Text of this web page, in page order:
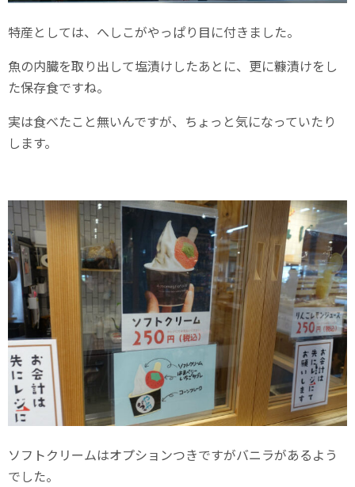
特産としては、へしこがやっぱり目に付きました。
魚の内臓を取り出して塩漬けしたあとに、更に糠漬けをし
た保存食ですね。
実は食べたこと無いんですが、ちょっと気になっていたり
します。
ソフトクリームはオプションつきですがバニラがあるよう
でした。